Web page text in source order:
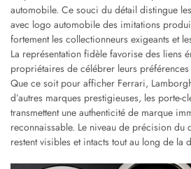
automobile. Ce souci du détail distingue
avec logo automobile des imitations
fortement les collectionneurs exigeants et
La représentation fidèle favorise des liens
propriétaires de célébrer leurs
Que ce soit pour afficher Ferrari,
d’autres marques prestigieuses, les porte-
transmettent une authenticité de marque
reconnaissable. Le niveau de précision du
restent visibles et intacts tout au long de la